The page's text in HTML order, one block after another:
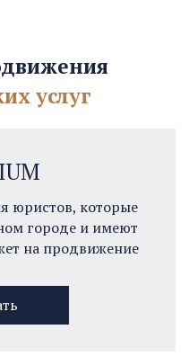
услуг
юристов, которые
городе и имеют
на продвижение